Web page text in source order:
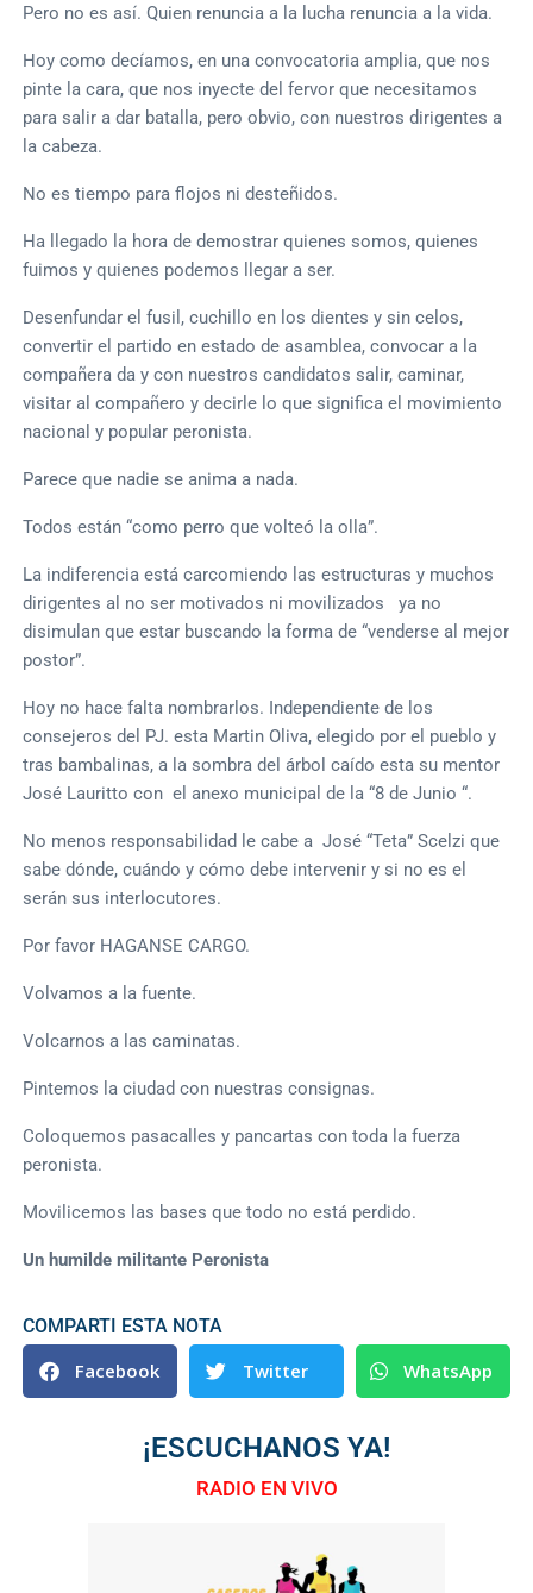
Pero no es así. Quien renuncia a la lucha renuncia a la vida.
Hoy como decíamos, en una convocatoria amplia, que nos
pinte la cara, que nos inyecte del fervor que necesitamos
para salir a dar batalla, pero obvio, con nuestros dirigentes a
la cabeza.
No es tiempo para flojos ni desteñidos.
Ha llegado la hora de demostrar quienes somos, quienes
fuimos y quienes podemos llegar a ser.
Desenfundar el fusil, cuchillo en los dientes y sin celos,
convertir el partido en estado de asamblea, convocar a la
compañera da y con nuestros candidatos salir, caminar,
visitar al compañero y decirle lo que significa el movimiento
nacional y popular peronista.
Parece que nadie se anima a nada.
Todos están “como perro que volteó la olla”.
La indiferencia está carcomiendo las estructuras y muchos
dirigentes al no ser motivados ni movilizados ya no
disimulan que estar buscando la forma de “venderse al mejor
postor”.
Hoy no hace falta nombrarlos. Independiente de los
consejeros del PJ. esta Martin Oliva, elegido por el pueblo y
tras bambalinas, a la sombra del árbol caído esta su mentor
José Lauritto con el anexo municipal de la “8 de Junio “.
No menos responsabilidad le cabe a José “Teta” Scelzi que
sabe dónde, cuándo y cómo debe intervenir y si no es el
serán sus interlocutores.
Por favor HAGANSE CARGO.
Volvamos a la fuente.
Volcarnos a las caminatas.
Pintemos la ciudad con nuestras consignas.
Coloquemos pasacalles y pancartas con toda la fuerza
peronista.
Movilicemos las bases que todo no está perdido.
Un humilde militante Peronista
COMPARTI ESTA NOTA
Facebook Twitter WhatsApp
¡ESCUCHANOS YA!
RADIO EN VIVO